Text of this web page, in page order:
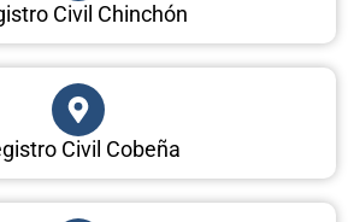
Civil Chinchón
Civil Cobeña